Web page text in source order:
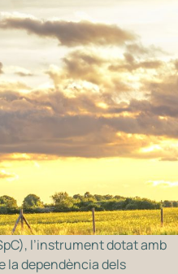
l’instrument dotat amb
la dependència dels